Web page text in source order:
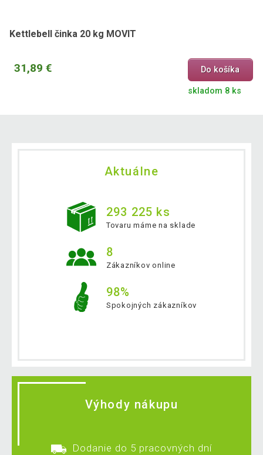
Kettlebell činka 20 kg MOVIT
31,89 € Do košíka
skladom 8 ks
Aktuálne
293 225 ks
Tovaru máme na sklade
8
Zákazníkov online
98%
Spokojných zákazníkov
Výhody nákupu
Dodanie do 5 pracovných dní